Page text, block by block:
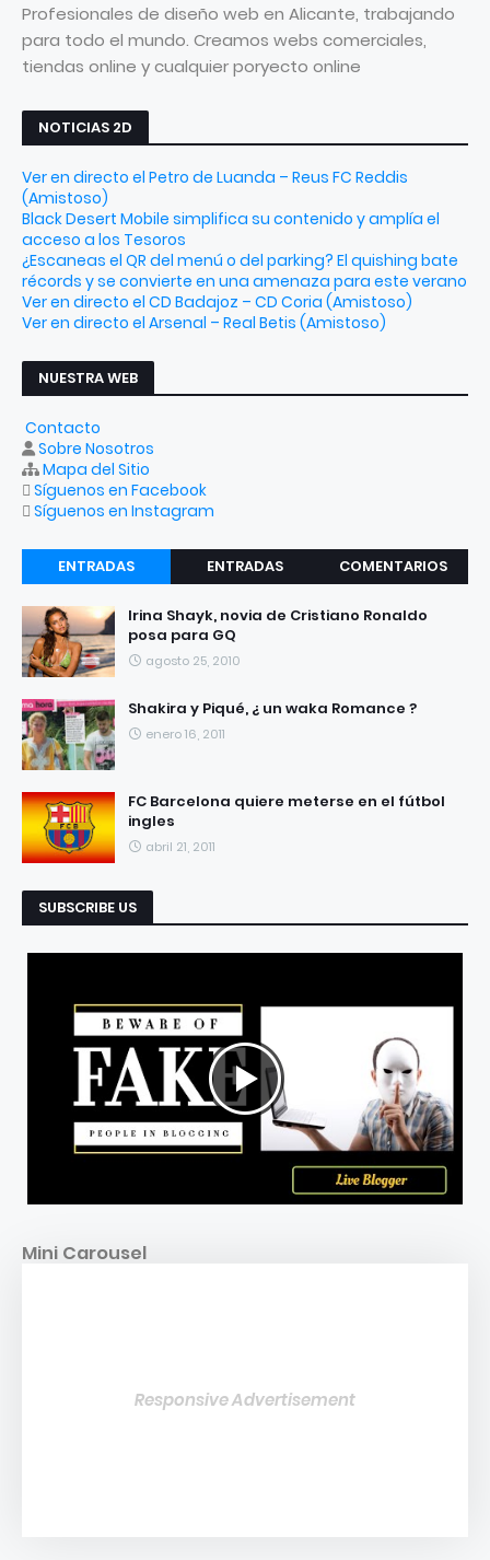
Profesionales de diseño web en Alicante, trabajando
para todo el mundo. Creamos webs comerciales,
tiendas online y cualquier poryecto online
NOTICIAS 2D
Ver en directo el Petro de Luanda – Reus FC Reddis
(Amistoso)
Black Desert Mobile simplifica su contenido y amplía el
acceso a los Tesoros
¿Escaneas el QR del menú o del parking? El quishing bate
récords y se convierte en una amenaza para este verano
Ver en directo el CD Badajoz – CD Coria (Amistoso)
Ver en directo el Arsenal – Real Betis (Amistoso)
NUESTRA WEB
Contacto
Sobre Nosotros
Mapa del Sitio
Síguenos en Facebook
Síguenos en Instagram
ENTRADAS
RECIENTES
ENTRADAS
COMENTARIOS
Irina Shayk, novia de Cristiano Ronaldo
posa para GQ
agosto 25, 2010
Shakira y Piqué, ¿ un waka Romance ?
enero 16, 2011
FC Barcelona quiere meterse en el fútbol
ingles
abril 21, 2011
SUBSCRIBE US
Mini Carousel
Responsive Advertisement